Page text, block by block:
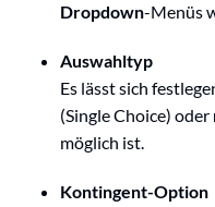
Dropdown-Menüs
Auswahltyp
Es lässt sich
(Single Choice) oder
möglich ist.
Kontingent-Option